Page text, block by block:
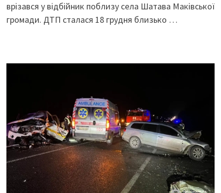
врізався у відбійник поблизу села Шатава Маківської
громади. ДТП сталася 18 грудня близько …